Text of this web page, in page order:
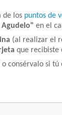
de los puntos de
Agudelo" en el
(al realizar el
que recibiste
consérvalo si tú